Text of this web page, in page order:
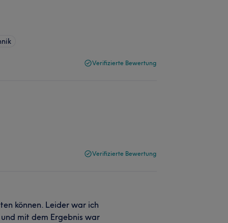
Verifizierte Bewertung
Verifizierte Bewertung
können. Leider war ich
mit dem Ergebnis war